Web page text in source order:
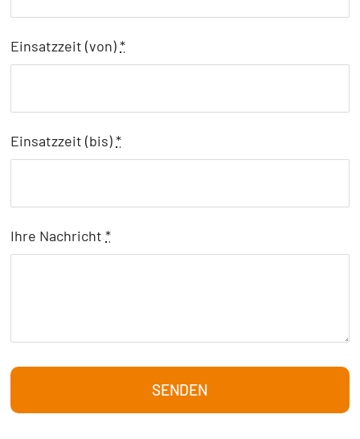
Einsatzzeit (von)*
Einsatzzeit (bis)*
Ihre Nachricht*
SENDEN